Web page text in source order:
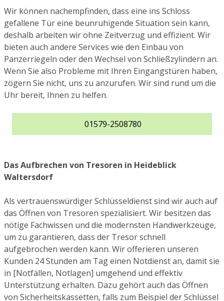
Wir können nachempfinden, dass eine ins Schloss
gefallene Tür eine beunruhigende Situation sein kann,
deshalb arbeiten wir ohne Zeitverzug und effizient. Wir
bieten auch andere Services wie den Einbau von
Panzerriegeln oder den Wechsel von Schließzylindern an.
Wenn Sie also Probleme mit Ihren Eingangstüren haben,
zögern Sie nicht, uns zu anzurufen. Wir sind rund um die
Uhr bereit, Ihnen zu helfen.
01579-2508780
Das Aufbrechen von Tresoren in Heideblick
Waltersdorf
Als vertrauenswürdiger Schlüsseldienst sind wir auch auf
das Öffnen von Tresoren spezialisiert. Wir besitzen das
nötige Fachwissen und die modernsten Handwerkzeuge,
um zu garantieren, dass der Tresor schnell
aufgebrochen werden kann. Wir offerieren unseren
Kunden 24 Stunden am Tag einen Notdienst an, damit sie
in [Notfällen, Notlagen] umgehend und effektiv
Unterstützung erhalten. Dazu gehört auch das Öffnen
von Sicherheitskassetten, falls zum Beispiel der Schlüssel